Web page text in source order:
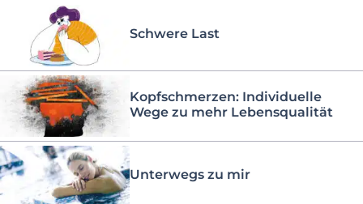
Schwere Last
Kopfschmerzen: Individuelle
Wege zu mehr Lebensqualität
Unterwegs zu mir